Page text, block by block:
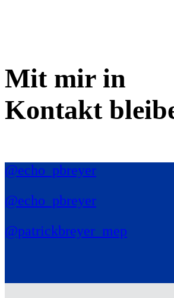
Mit mir in
Kontakt
@echo_pbreyer
@echo_pbreyer
@patrickbreyer_mep